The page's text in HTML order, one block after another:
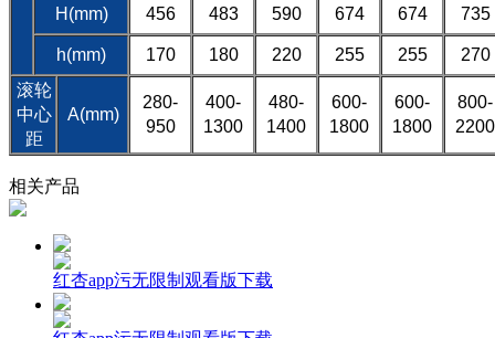
H(mm) 456 483 590 674 674 735
h(mm) 170 180 220 255 255
270
滚轮
中心
距
A(mm)
280-
950
400-
1300
480-
1400
600-
1800
600-
1800
800-
2200
相关产品
红杏app污无限制观看版下载